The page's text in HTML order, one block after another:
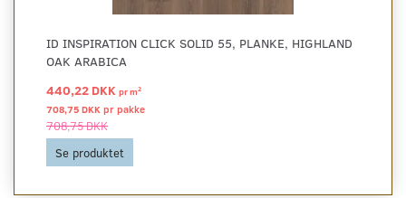
ID INSPIRATION CLICK SOLID 55, PLANKE, HIGHLAND
OAK ARABICA
440,22 DKK prm2
708,75 DKK pr pakke
708,75 DKK
Se produktet